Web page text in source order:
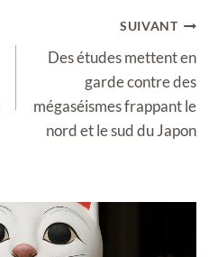
SUIVANT
Des études mettent en
garde contre des
mégaséismes frappant le
nord et le sud du Japon